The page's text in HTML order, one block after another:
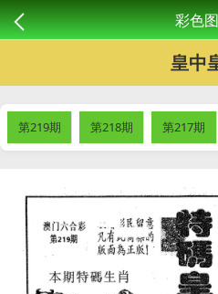
彩色
皇中
第219期 第218期 第217期